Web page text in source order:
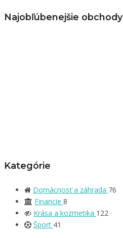
Najobľúbenejšie obchody
Kategórie
Domácnosť a záhrada 76
Financie 8
Krása a kozmetika 122
Šport 41